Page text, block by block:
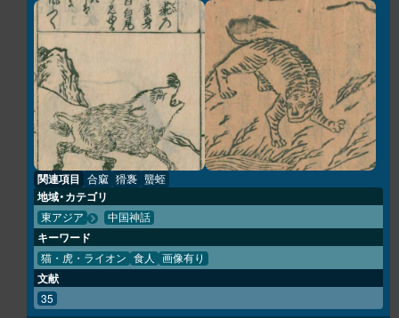
関連項目 合窳 猾褢 蠪蛭
地域・カテゴリ
東アジア 中国神話
キーワード
猫・虎・ライオン 食人 画像有り
文献
35